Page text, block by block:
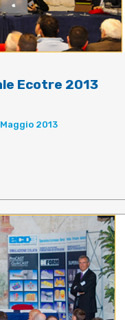
Ecotre 2013
2013